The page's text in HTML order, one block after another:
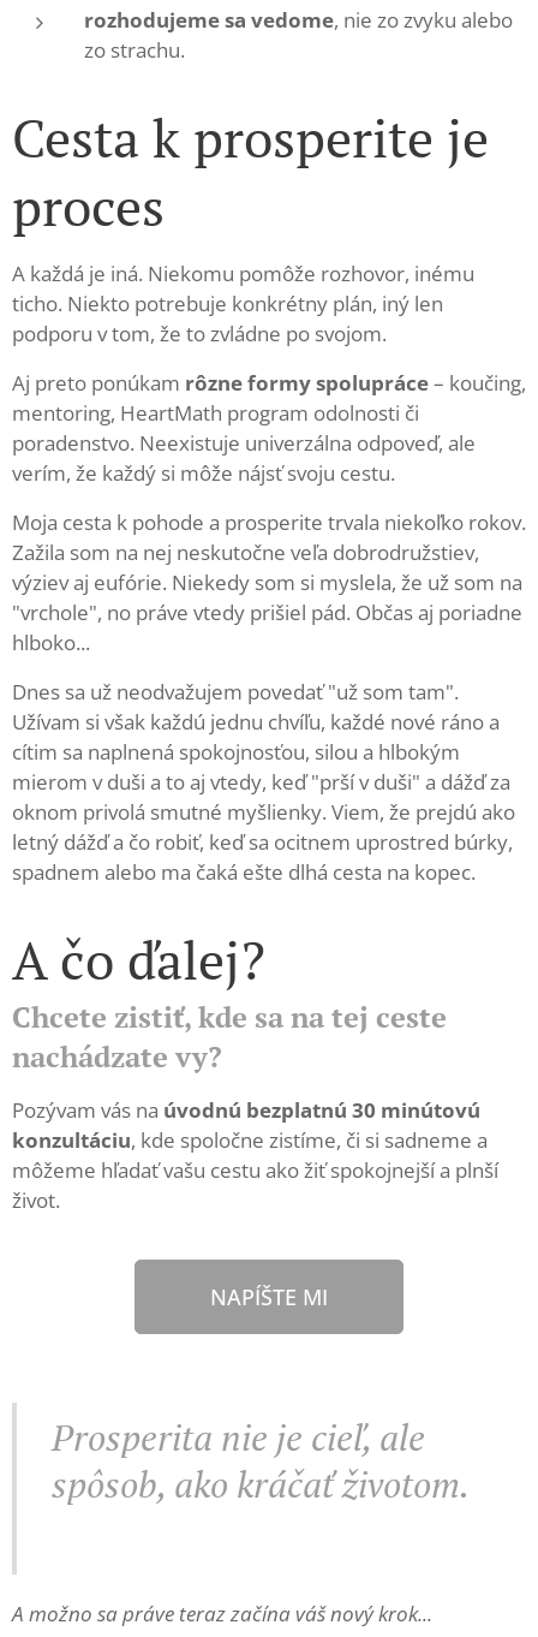
rozhodujeme sa vedome, nie zo zvyku alebo
zo strachu.
Cesta k prosperite je
proces
A každá je iná. Niekomu pomôže rozhovor, inému
ticho. Niekto potrebuje konkrétny plán, iný len
podporu v tom, že to zvládne po svojom.
Aj preto ponúkam rôzne formy spolupráce– koučing,
mentoring, HeartMath program odolnosti či
poradenstvo. Neexistuje univerzálna odpoveď, ale
verím, že každý si môže nájsť svoju cestu.
Moja cesta k pohode a prosperite trvala niekoľko rokov.
Zažila som na nej neskutočne veľa dobrodružstiev,
výziev aj eufórie. Niekedy som si myslela, že už som na
"vrchole", no práve vtedy prišiel pád. Občas aj poriadne
hlboko...
Dnes sa už neodvažujem povedať "už som tam".
Užívam si však každú jednu chvíľu, každé nové ráno a
cítim sa naplnená spokojnosťou, silou a hlbokým
mierom v duši a to aj vtedy, keď "prší v duši" a dážď za
oknom privolá smutné myšlienky. Viem, že prejdú ako
letný dážď a čo robiť, keď sa ocitnem uprostred búrky,
spadnem alebo ma čaká ešte dlhá cesta na kopec.
A čo ďalej?
Chcete zistiť, kde sa na tej ceste
nachádzate vy?
Pozývam vás na úvodnú bezplatnú 30 minútovú
konzultáciu, kde spoločne zistíme, či si sadneme a
môžeme hľadať vašu cestu ako žiť spokojnejší a plnší
život.
NAPÍŠTE MI
Prosperita nie je cieľ, ale
spôsob, ako kráčať životom.
A možno sa práve teraz začína váš nový krok...